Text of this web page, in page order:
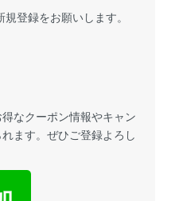
規登録をお願いします。
なクーポン情報やキャン
ます。ぜひご登録よろし